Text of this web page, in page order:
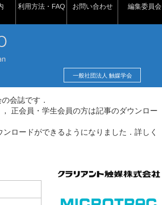
利用方法・FAQ お問い合わせ 編集委員会
一般社団法人 触媒学会
会誌です．
正会員・学生会員の方は記事のダウンロー
ロードができるようになりました．詳しく